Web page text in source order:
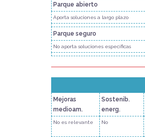
Parque abierto
Aporta soluciones a largo plazo
Parque seguro
No aporta soluciones específicas
Mejoras
medioam.
Sostenib.
energ.
No es relevante No